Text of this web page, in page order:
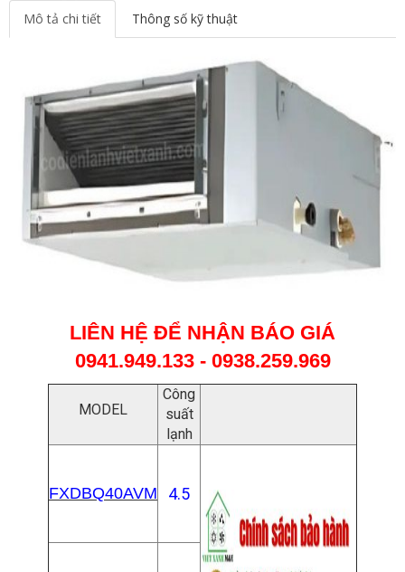
Mô tả chi tiết
Thông số kỹ thuật
LIÊN HỆ ĐỂ NHẬN BÁO GIÁ
0941.949.133 - 0938.259.969
MODEL
Công
suất
lạnh
FXDBQ40AVM 4.5